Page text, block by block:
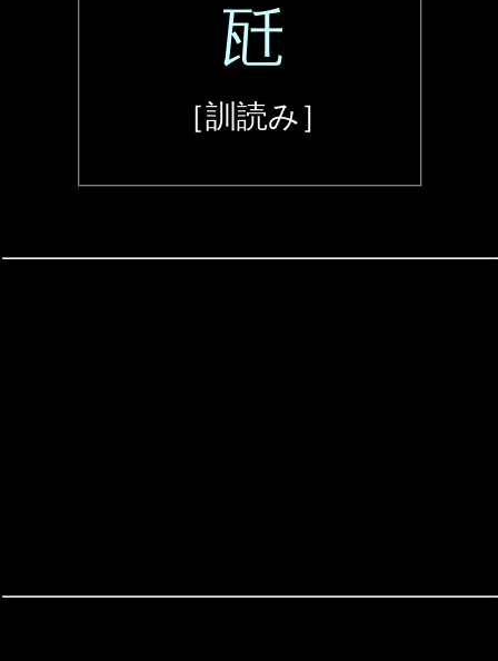
瓩
［訓読み］